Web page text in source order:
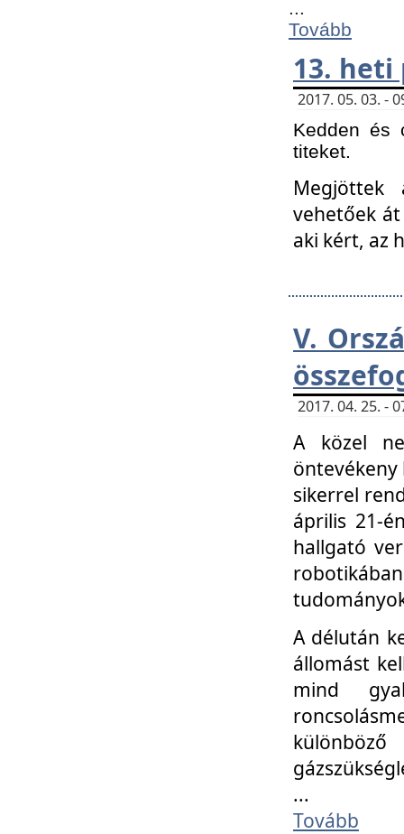
Tovább
13.
2017. 05. 03. -
Kedden és
titeket.
Megjöttek
vehetőek
aki kért, az
V.
2017. 04. 25. -
A közel
öntevékeny
sikerrel
április 21-
hallgató
A délután
állomást
mind
...
Tovább